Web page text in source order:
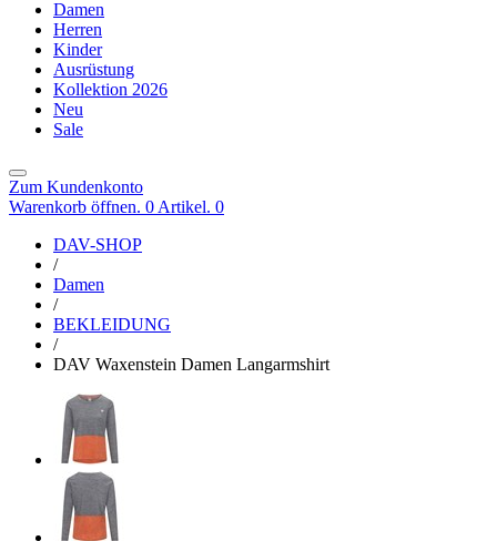
Damen
Herren
Kinder
Ausrüstung
Kollektion 2026
Neu
Sale
Zum Kundenkonto
Warenkorb öffnen. 0 Artikel. 0
DAV-SHOP
/
Damen
/
BEKLEIDUNG
/
DAV Waxenstein Damen Langarmshirt